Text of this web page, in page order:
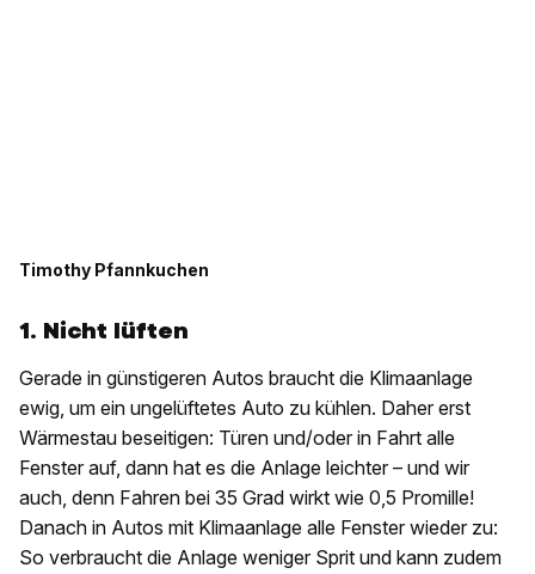
Timothy Pfannkuchen
1. Nicht lüften
Gerade in günstigeren Autos braucht die Klimaanlage
ewig, um ein ungelüftetes Auto zu kühlen. Daher erst
Wärmestau beseitigen: Türen und/oder in Fahrt alle
Fenster auf, dann hat es die Anlage leichter – und wir
auch, denn Fahren bei 35 Grad wirkt wie 0,5 Promille!
Danach in Autos mit Klimaanlage alle Fenster wieder zu:
So verbraucht die Anlage weniger Sprit und kann zudem